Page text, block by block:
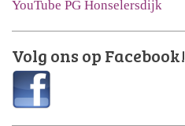
YouTube PG Honselersdijk
Volg ons op Facebook!